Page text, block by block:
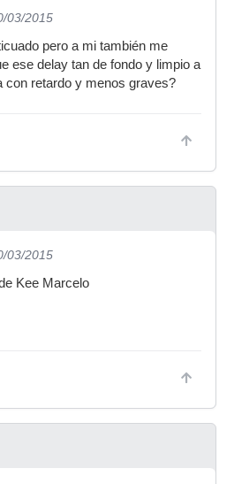
03/2015
pero a mi también me
ese delay tan de fondo y limpio a
con retardo y menos graves?
03/2015
Kee Marcelo